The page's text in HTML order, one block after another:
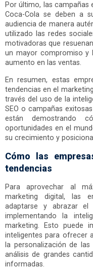
Por último, las campañas
Coca-Cola se deben a
audiencia de manera
utilizado las redes
motivadoras que
un mayor compromiso y
aumento en las ventas.
En resumen, estas
tendencias en el
través del uso de la
SEO o campañas
están demostrando
oportunidades en el
su crecimiento y
Cómo las
tendencias
Para aprovechar al
marketing digital, las
adaptarse y abrazar
implementando la
marketing. Esto puede
inteligentes para ofrecer
la personalización de
análisis de grandes
informadas.